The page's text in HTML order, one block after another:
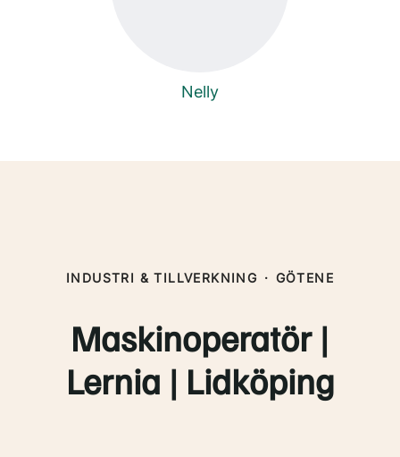
Nelly
INDUSTRI & TILLVERKNING · GÖTENE
Maskinoperatör |
Lernia | Lidköping